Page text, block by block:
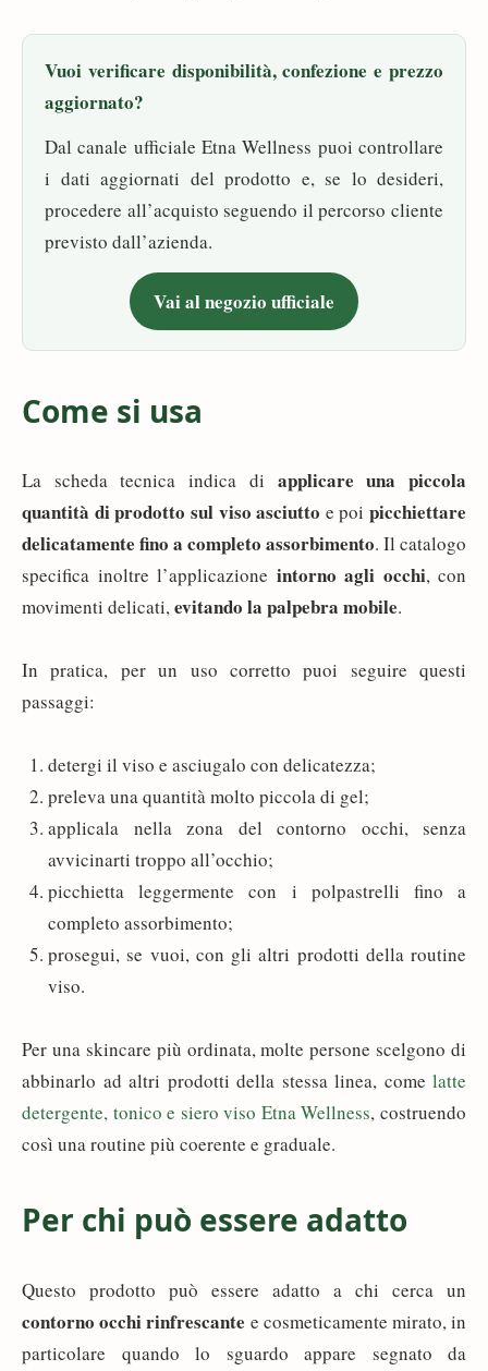
Vuoi verificare disponibilità, confezione e prezzo
aggiornato?
Dal canale ufficiale Etna Wellness puoi controllare
i dati aggiornati del prodotto e, se lo desideri,
procedere all’acquisto seguendo il percorso cliente
previsto dall’azienda.
Vai al negozio ufficiale
Come si usa
La scheda tecnica indica di applicare una piccola
quantità di prodotto sul viso asciutto e poi picchiettare
delicatamente fino a completo assorbimento. Il catalogo
specifica inoltre l’applicazione intorno agli occhi, con
movimenti delicati,evitando la palpebra mobile.
In pratica, per un uso corretto puoi seguire questi
passaggi:
detergi il viso e asciugalo con delicatezza;
preleva una quantità molto piccola di gel;
applicala nella zona del contorno occhi, senza
avvicinarti troppo all’occhio;
picchietta leggermente con i polpastrelli fino a
completo assorbimento;
prosegui, se vuoi, con gli altri prodotti della routine
viso.
Per una skincare più ordinata, molte persone scelgono di
abbinarlo ad altri prodotti della stessa linea, come latte
detergente, tonico e siero viso Etna Wellness, costruendo
così una routine più coerente e graduale.
Per chi può essere adatto
Questo prodotto può essere adatto a chi cerca un
contorno occhi rinfrescante e cosmeticamente mirato, in
particolare quando lo sguardo appare segnato da